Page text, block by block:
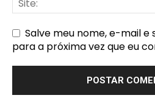
Salve meu nome, e-mail
para a próxima vez que eu